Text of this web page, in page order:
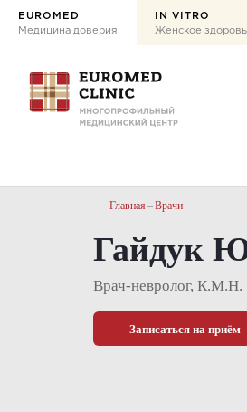
EUROMED
Медицина доверия
IN VITRO
Женское
Главная Врачи
Гайдук
Врач-невролог, К.М.Н.
Записаться на приём